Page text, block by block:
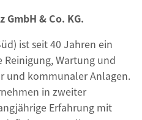
& Co. KG.
ist seit 40 Jahren ein
Reinigung, Wartung und
und kommunaler Anlagen.
in zweiter
Erfahrung mit